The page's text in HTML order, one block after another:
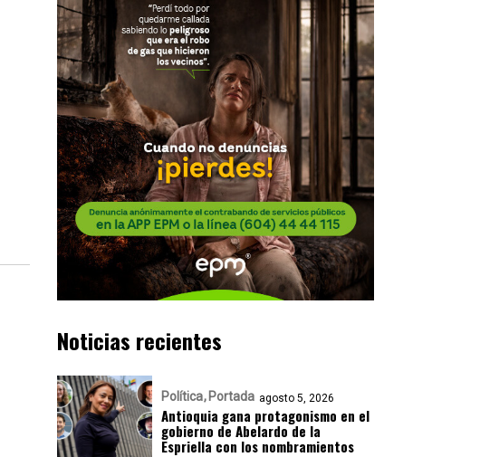
Noticias recientes
Política Portada agosto 5, 2026
Antioquia gana protagonismo en el
gobierno de Abelardo de la
Espriella con los nombramientos